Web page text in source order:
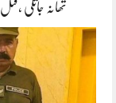
تھانہ جاتلی